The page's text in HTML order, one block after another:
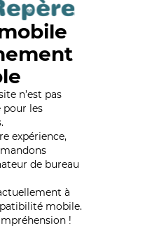
n’est pas
pour les
expérience,
de bureau
à
mobile.
!